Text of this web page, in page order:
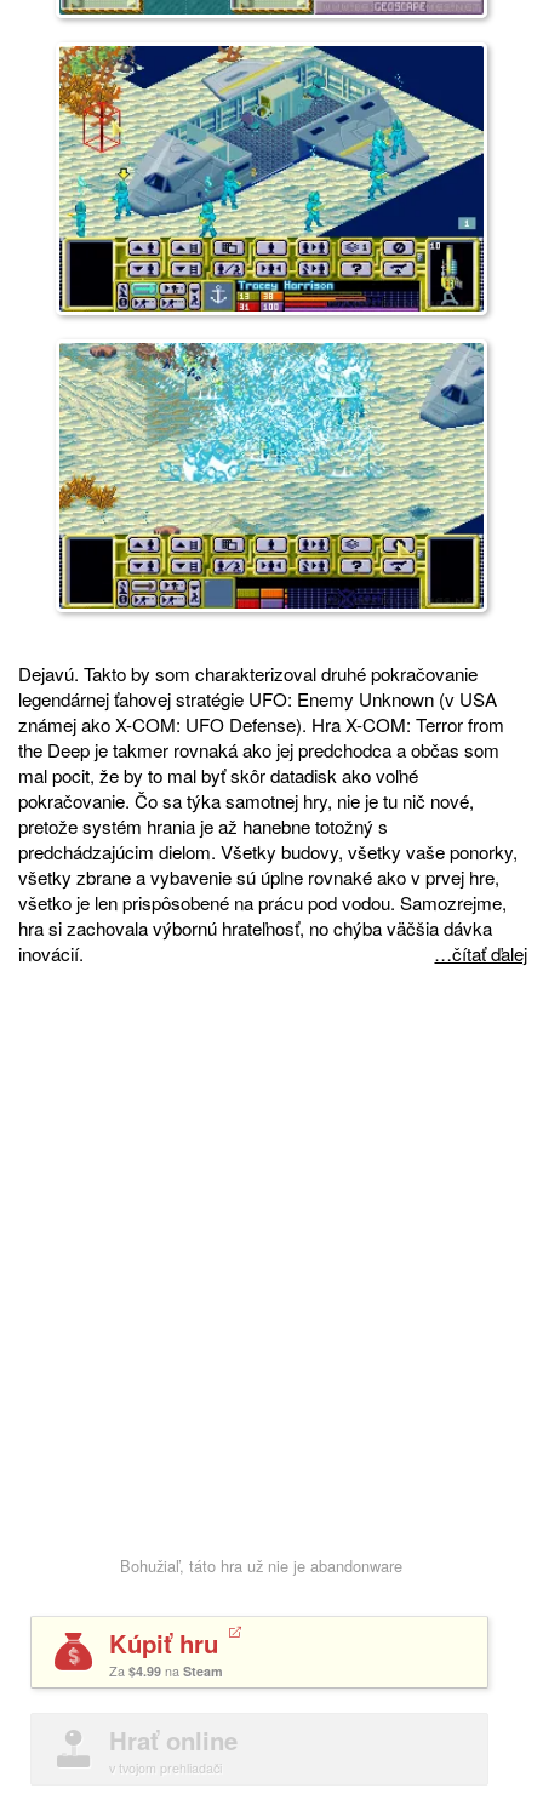
Dejavú. Takto by som charakterizoval druhé pokračovanie
legendárnej ťahovej stratégie UFO: Enemy Unknown (v USA
známej ako X-COM: UFO Defense). Hra X-COM: Terror from
the Deep je takmer rovnaká ako jej predchodca a občas som
mal pocit, že by to mal byť skôr datadisk ako voľné
pokračovanie. Čo sa týka samotnej hry, nie je tu nič nové,
pretože systém hrania je až hanebne totožný s
predchádzajúcim dielom. Všetky budovy, všetky vaše ponorky,
všetky zbrane a vybavenie sú úplne rovnaké ako v prvej hre,
všetko je len prispôsobené na prácu pod vodou. Samozrejme,
hra si zachovala výbornú hrateľnosť, no chýba väčšia dávka
inovácií.
…čítať ďalej
Bohužiaľ, táto hra už nie je abandonware
Kúpiť hru
Za $4.99 na Steam
Hrať online
v tvojom prehliadači